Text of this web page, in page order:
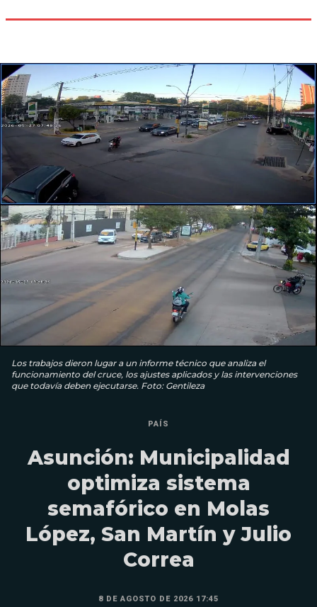
Los trabajos dieron lugar a un informe técnico que analiza el
funcionamiento del cruce, los ajustes aplicados y las intervenciones
que todavía deben ejecutarse. Foto: Gentileza
PAÍS
Asunción: Municipalidad
optimiza sistema
semafórico en Molas
López, San Martín y Julio
Correa
8 DE AGOSTO DE 2026 17:45